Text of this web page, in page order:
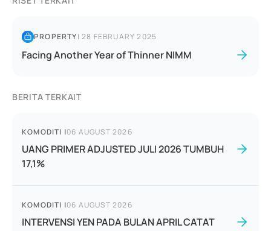
PROPERTY|28 FEBRUARY 2025
Facing Another Year of Thinner NIMM
BERITA TERKAIT
KOMODITI |06 AUGUST 2026
UANG PRIMER ADJUSTED JULI 2026 TUMBUH
17,1%
KOMODITI |06 AUGUST 2026
INTERVENSI YEN PADA BULAN APRIL CATAT